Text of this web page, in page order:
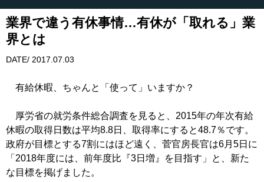
業界で違う有休事情…有休が「取れる」業
界とは
DATE/ 2017.07.03
有給休暇、ちゃんと「使って」いますか？
厚労省の就労条件総合調査を見ると、2015年の年次有給
休暇の取得日数は平均8.8日、取得率にすると48.7％です。
政府が目標とする7割にはほど遠く、菅官房長官は6月5日に
「2018年度には、前年度比『3日増』を目指す」と、新た
な目標を掲げました。